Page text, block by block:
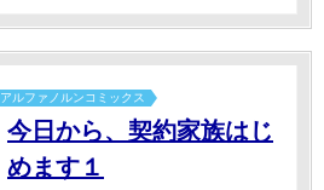
アルファノルンコミックス
今日から、契約家族はじ
めます１